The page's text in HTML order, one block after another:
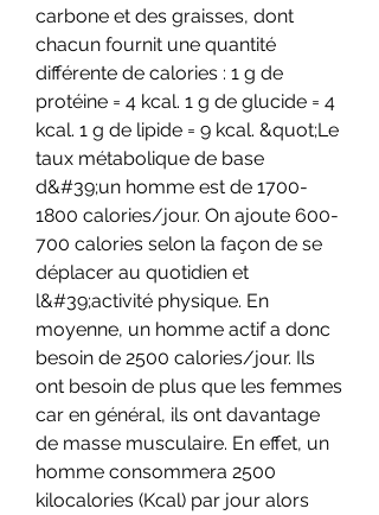
carbone et des graisses, dont
chacun fournit une quantité
différente de calories : 1 g de
protéine = 4 kcal. 1 g de glucide = 4
kcal. 1 g de lipide = 9 kcal. &quot;Le
taux métabolique de base
d&#39;un homme est de 1700-
1800 calories/jour. On ajoute 600-
700 calories selon la façon de se
déplacer au quotidien et
l&#39;activité physique. En
moyenne, un homme actif a donc
besoin de 2500 calories/jour. Ils
ont besoin de plus que les femmes
car en général, ils ont davantage
de masse musculaire. En effet, un
homme consommera 2500
kilocalories (Kcal) par jour alors